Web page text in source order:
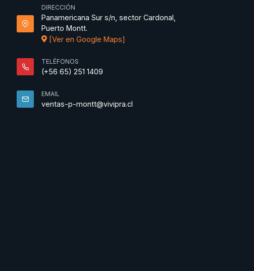
DIRECCIÓN
Panamericana Sur s/n, sector Cardonal,
Puerto Montt.
[Ver en Google Maps]
TELÉFONOS
(+56 65) 251 1409
EMAIL
ventas-p-montt@vivipra.cl